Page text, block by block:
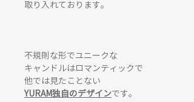
取り入れております。
不規則な形でユニークな
キャンドルはロマンティックで
他では見たことない
YURAM独自のデザインです。